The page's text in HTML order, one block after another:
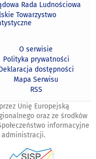
Rada Ludnościowa
Towarzystwo
O serwisie
Polityka prywatności
dostępności
Mapa Serwisu
RSS
Unię Europejską
oraz ze środków
informacyjne
administracji.